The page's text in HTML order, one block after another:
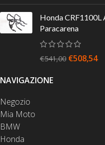
Honda
Paracarena
€541,00 €508,54
NAVIGAZIONE
Negozio
Mia Moto
BMW
Honda